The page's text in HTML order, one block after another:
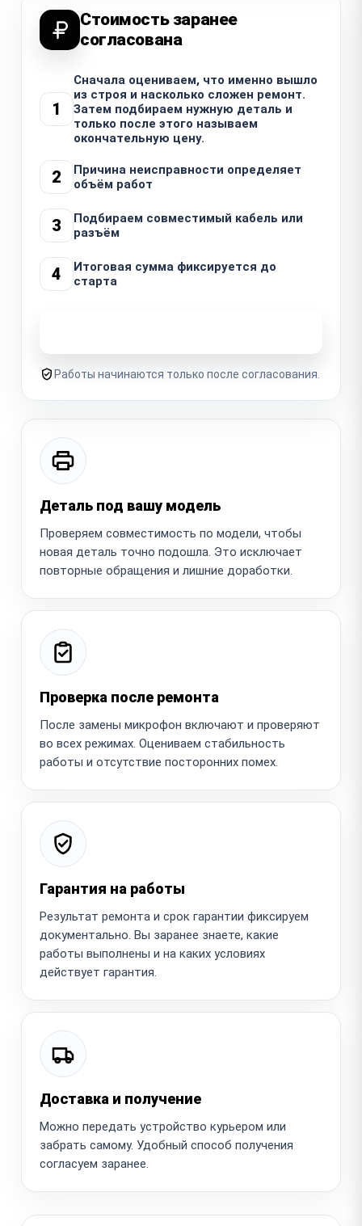
Стоимость заранее
согласована
1
Сначала оцениваем, что именно вышло
из строя и насколько сложен ремонт.
Затем подбираем нужную деталь и
только после этого называем
окончательную цену.
2
Причина неисправности определяет
объём работ
3
Подбираем совместимый кабель или
разъём
4
Итоговая сумма фиксируется до
старта
Работы начинаются только после согласования.
Деталь под вашу модель
Проверяем совместимость по модели, чтобы
новая деталь точно подошла. Это исключает
повторные обращения и лишние доработки.
Проверка после ремонта
После замены микрофон включают и проверяют
во всех режимах. Оцениваем стабильность
работы и отсутствие посторонних помех.
Гарантия на работы
Результат ремонта и срок гарантии фиксируем
документально. Вы заранее знаете, какие
работы выполнены и на каких условиях
действует гарантия.
Доставка и получение
Можно передать устройство курьером или
забрать самому. Удобный способ получения
согласуем заранее.